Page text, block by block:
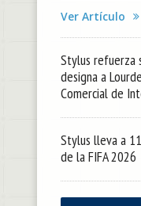
Ver Artículo
Stylus refuerza
designa a
Comercial de
Stylus lleva a
de la FIFA 2026